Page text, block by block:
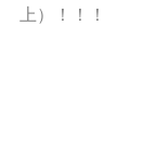
上）！！！